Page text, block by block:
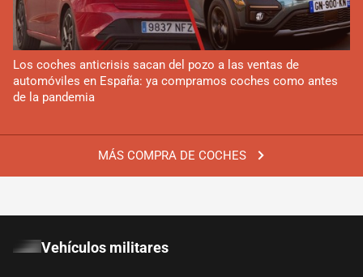
MÁS COMPRA DE COCHES
Los coches anticrisis sacan del pozo a las ventas de
automóviles en España: ya compramos coches como antes
de la pandemia
Vehículos militares